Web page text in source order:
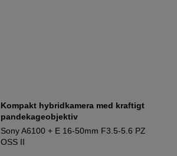
Kompakt hybridkamera med kraftigt
pandekageobjektiv
Sony A6100 + E 16-50mm F3.5-5.6 PZ
OSS II